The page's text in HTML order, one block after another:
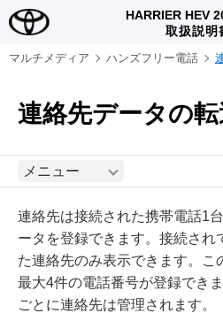
HARRIER HEV
取扱説明
マルチメディア ハンズフリー電話
連絡先データの転
メニュー
連絡先は接続された携帯電話1
ータを登録できます。接続され
た連絡先のみ表示できます。こ
最大4件の電話番号が登録でき
ごとに連絡先は管理されます。